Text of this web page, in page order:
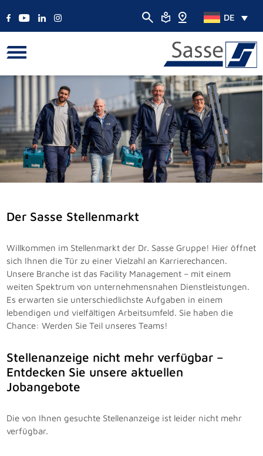
DE
Der Sasse Stellenmarkt
Willkommen im Stellenmarkt der Dr. Sasse Gruppe! Hier öffnet
sich Ihnen die Tür zu einer Vielzahl an Karrierechancen.
Unsere Branche ist das Facility Management – mit einem
weiten Spektrum von unternehmensnahen Dienstleistungen.
Es erwarten sie unterschiedlichste Aufgaben in einem
lebendigen und vielfältigen Arbeitsumfeld. Sie haben die
Chance: Werden Sie Teil unseres Teams!
Stellenanzeige nicht mehr verfügbar –
Entdecken Sie unsere aktuellen
Jobangebote
Die von Ihnen gesuchte Stellenanzeige ist leider nicht mehr
verfügbar.